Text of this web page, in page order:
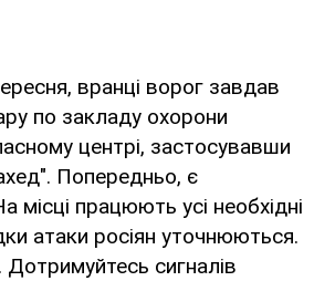
вранці ворог завдав
по закладу охорони
центрі, застосувавши
Попередньо, є
місці працюють усі необхідні
атаки росіян уточнюються.
Дотримуйтесь сигналів